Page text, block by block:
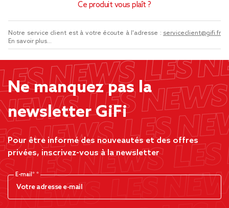
Ce produit vous plaît ?
Notre service client est à votre écoute à l'adresse : serviceclient@gifi.fr
En savoir plus...
Ne manquez pas la
newsletter GiFi
Pour être informé des nouveautés et des offres
privées, inscrivez-vous à la newsletter
E-mail*